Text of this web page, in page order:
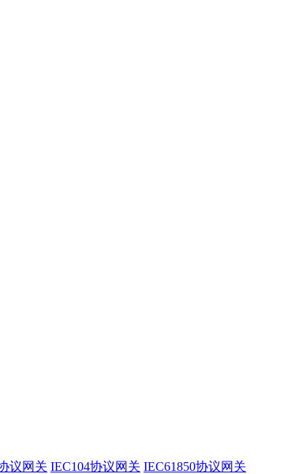
议网关 IEC104协议网关 IEC61850协议网关